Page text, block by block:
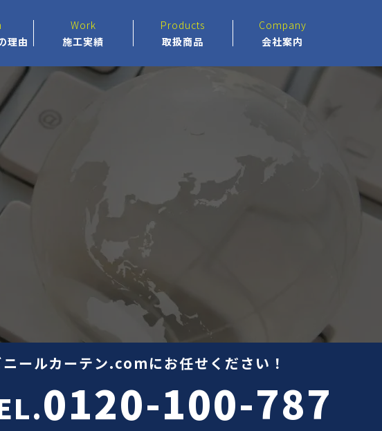
理由
Work
施工実績
Products
取扱商品
Company
会社案内
ールカーテン.comにお任せください！
0120-100-787